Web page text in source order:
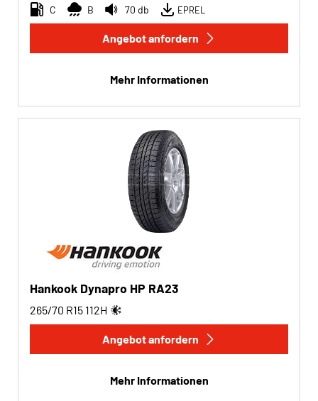
C B 70 db EPREL
Angebot anfordern
Mehr Informationen
Hankook Dynapro HP RA23
265/70 R15 112H
Angebot anfordern
Mehr Informationen